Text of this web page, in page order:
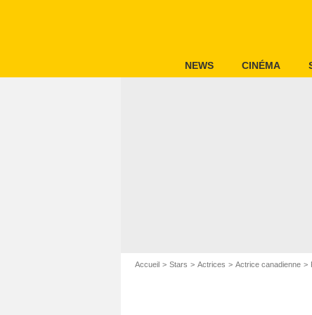
NEWS CINÉMA
Accueil Stars Actrices Actrice canadienne